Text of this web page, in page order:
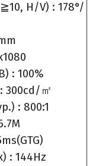
H/V) : 178°/
: 100%
300cd/㎡
: 800:1
: 144Hz